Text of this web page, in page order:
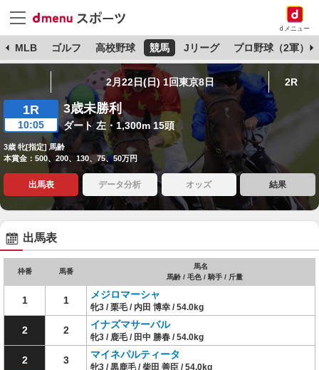
dメニュー
MLB ゴルフ 高校野球 競馬 Jリーグ プロ野球（2軍）
2月22日(日) 1回東京8日 2R
1R
10:05
3歳未勝利
ダート 左・1,300m 15頭
3歳 牝[指定] 馬齢
本賞金：500、200、130、75、50万円
出馬表 データ分析 オッズ 結果
出馬表
枠番 馬番
馬名
馬齢 / 毛色 / 騎手 / 斤量
1 1 メジロマーシャ
牝3 / 栗毛 / 内田 博幸 / 54.0kg
2 2 イナズマサーバル
牝3 / 鹿毛 / 田中 勝春 / 54.0kg
2 3 マイネパルティータ
牝3 / 黒鹿毛 / 柴田 善臣 / 54.0kg